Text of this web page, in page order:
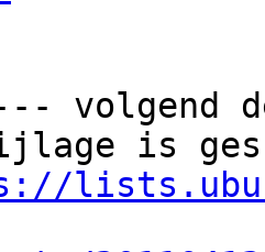
volgend
bijlage is